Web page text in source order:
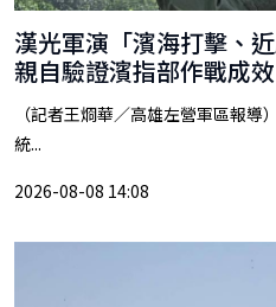
漢光軍演「濱海打擊、
親自驗證濱指部作戰成效
（記者王烱華／高雄左營軍區報
統...
2026-08-08 14:08